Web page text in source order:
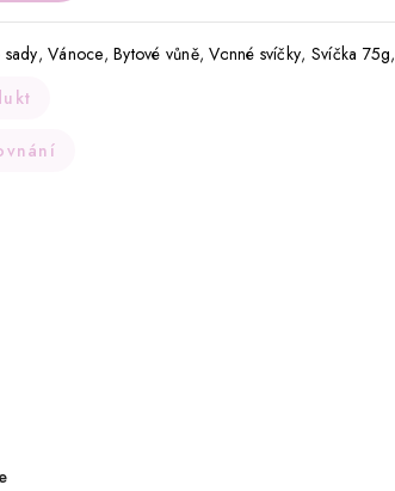
, Vánoce, Bytové vůně,Vonné svíčky, Svíčka 75g,